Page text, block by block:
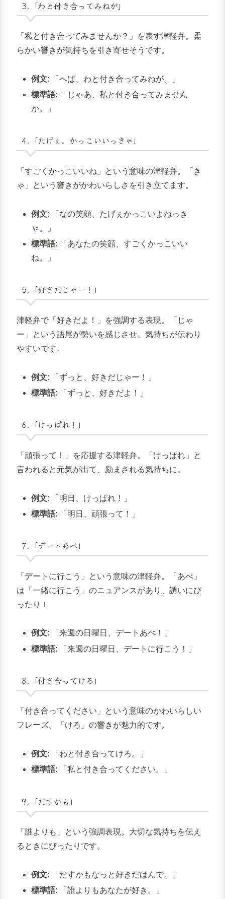
3.「わと付き合ってみねが」
「私と付き合ってみませんか？」を表す津軽弁。柔
らかい響きが気持ちを引き寄せそうです。
例文: 「へば、わと付き合ってみねが。」
標準語: 「じゃあ、私と付き合ってみません
か。」
4.「たげぇ、かっこいいっきゃ」
「すごくかっこいいね」という意味の津軽弁。「き
ゃ」という響きがかわいらしさを引き立てます。
例文: 「なの笑顔、たげぇかっこいよねっき
ゃ。」
標準語: 「あなたの笑顔、すごくかっこいい
ね。」
5.「好きだじゃー！」
津軽弁で「好きだよ！」を強調する表現。「じゃ
ー」という語尾が勢いを感じさせ、気持ちが伝わり
やすいです。
例文: 「ずっと、好きだじゃー！」
標準語: 「ずっと、好きだよ！」
6.「けっぱれ！」
「頑張って！」を応援する津軽弁。「けっぱれ」と
言われると元気が出て、励まされる気持ちに。
例文: 「明日、けっぱれ！」
標準語: 「明日、頑張って！」
7.「デートあべ」
「デートに行こう」という意味の津軽弁。「あべ」
は「一緒に行こう」のニュアンスがあり、誘いにぴ
ったり！
例文: 「来週の日曜日、デートあべ！」
標準語: 「来週の日曜日、デートに行こう！」
8.「付き合ってけろ」
「付き合ってください」という意味のかわいらしい
フレーズ。「けろ」の響きが魅力的です。
例文: 「わと付き合ってけろ。」
標準語: 「私と付き合ってください。」
9.「だすかも」
「誰よりも」という強調表現。大切な気持ちを伝え
るときにぴったりです。
例文: 「だすかもなっと好きだはんで。」
標準語: 「誰よりもあなたが好き。」